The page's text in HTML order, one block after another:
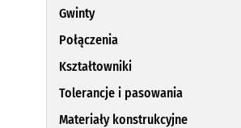
Gwinty
Połączenia
Kształtowniki
Tolerancje i pasowania
Materiały konstrukcyjne